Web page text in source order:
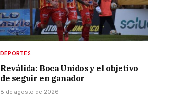
DEPORTES
Reválida: Boca Unidos y el objetivo
de seguir en ganador
8 de agosto de 2026